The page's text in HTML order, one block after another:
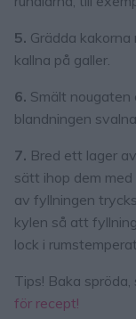
5. Grädda
kallna på galler.
6. Smält
blandningen
7. Bred ett lager
sätt ihop dem
av fyllningen
kylen så att
lock i
Tips! Baka spröda,
för recept!